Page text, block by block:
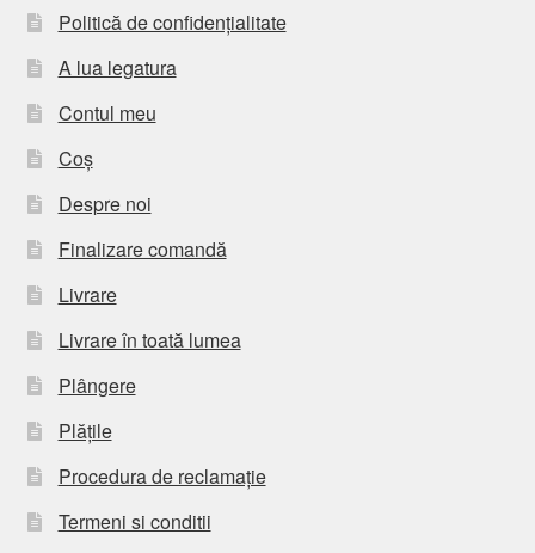
Politică de confidențialitate
A lua legatura
Contul meu
Coș
Despre noi
Finalizare comandă
Livrare
Livrare în toată lumea
Plângere
Plățile
Procedura de reclamație
Termeni si conditii